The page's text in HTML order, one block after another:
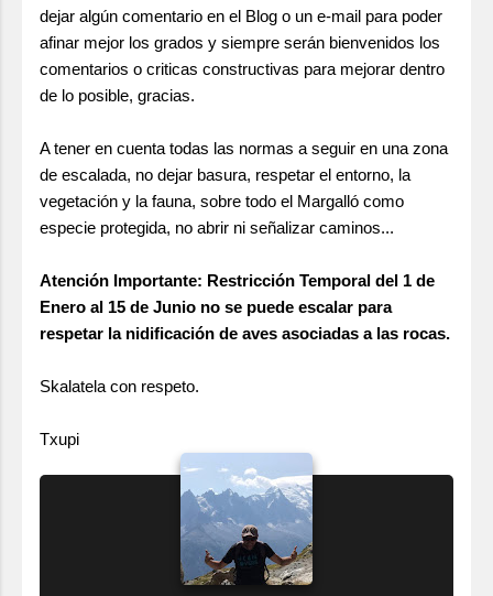
dejar algún comentario en el Blog o un e-mail para poder
afinar mejor los grados y siempre serán bienvenidos los
comentarios o criticas constructivas para mejorar dentro
de lo posible, gracias.
A tener en cuenta todas las normas a seguir en una zona
de escalada, no dejar basura, respetar el entorno, la
vegetación y la fauna, sobre todo el Margalló como
especie protegida, no abrir ni señalizar caminos...
Atención Importante: Restricción Temporal del 1 de
Enero al 15 de Junio no se puede escalar para
respetar la nidificación de aves asociadas a las rocas.
Skalatela con respeto.
Txupi